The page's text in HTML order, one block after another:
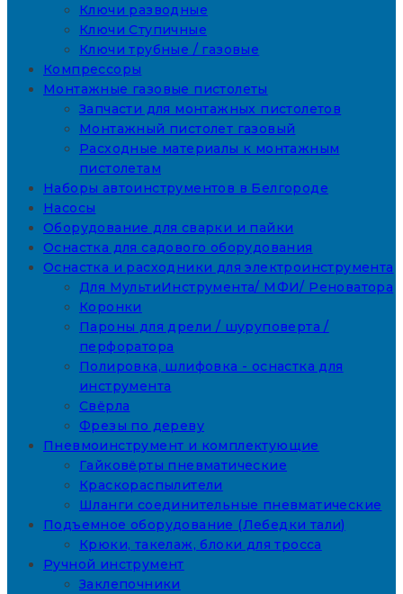
Ключи разводные
Ключи Ступичные
Ключи трубные / газовые
Компрессоры
Монтажные газовые пистолеты
Запчасти для монтажных пистолетов
Монтажный пистолет газовый
Расходные материалы к монтажным
пистолетам
Наборы автоинструментов в Белгороде
Насосы
Оборудование для сварки и пайки
Оснастка для садового оборудования
Оснастка и расходники для электроинструмента
Для МультиИнструмента/ МФИ/ Реноватора
Коронки
Пароны для дрели / шуруповерта /
перфоратора
Полировка, шлифовка - оснастка для
инструмента
Свёрла
Фрезы по дереву
Пневмоинструмент и комплектующие
Гайковёрты пневматические
Краскораспылители
Шланги соединительные пневматические
Подъемное оборудование (Лебедки тали)
Крюки, такелаж, блоки для тросса
Ручной инструмент
Заклепочники